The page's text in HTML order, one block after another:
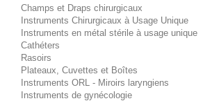
Champs et Draps chirurgicaux
Instruments Chirurgicaux à Usage Unique
Instruments en métal stérile à usage unique
Cathéters
Rasoirs
Plateaux, Cuvettes et Boîtes
Instruments ORL - Miroirs laryngiens
Instruments de gynécologie